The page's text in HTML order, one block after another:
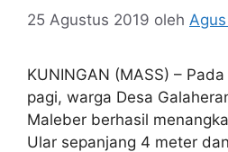
25 Agustus 2019 oleh
KUNINGAN (MASS) –
pagi, warga Desa
Maleber berhasil
Ular sepanjang 4 meter